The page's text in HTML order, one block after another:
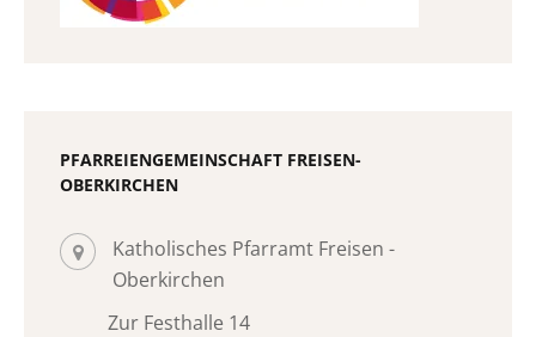
PFARREIENGEMEINSCHAFT FREISEN-
OBERKIRCHEN
Katholisches Pfarramt Freisen -
Oberkirchen
Zur Festhalle 14